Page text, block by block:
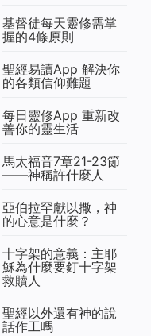
基督徒每天靈修需掌
握的4條原則
聖經易讀App 解決你
的各類信仰難題
每日靈修App 重新改
善你的靈生活
馬太福音7章21-23節
——神稱許什麼人
亞伯拉罕獻以撒，神
的心意是什麼？
十字架的意義：主耶
穌為什麼要釘十字架
救贖人
聖經以外還有神的說
話作工嗎